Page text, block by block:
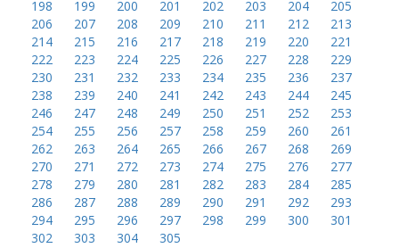
198
199 200 201 202 203 204
205
206
207 208 209 210 211 212
213
214
215 216 217 218 219 220
221
222
223 224 225 226 227 228
229
230
231 232 233 234 235 236
237
238
239 240 241 242 243 244
245
246
247 248 249 250 251 252
253
254
255 256 257 258 259 260
261
262
263 264 265 266 267 268
269
270
271 272 273 274 275 276
277
278
279 280 281 282 283 284
285
286
287 288 289 290 291 292
293
294
295 296 297 298 299 300
301
302
303 304 305